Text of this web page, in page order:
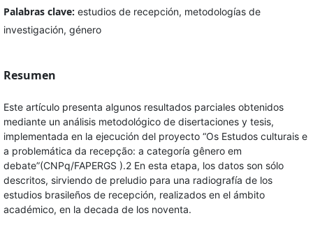
Palabras clave: estudios de recepción, metodologías de
investigación, género
Resumen
Este artículo presenta algunos resultados parciales obtenidos
mediante un análisis metodológico de disertaciones y tesis,
implementada en la ejecución del proyecto “Os Estudos culturais e
a problemática da recepção: a categoría gênero em
debate”(CNPq/FAPERGS ).2 En esta etapa, los datos son sólo
descritos, sirviendo de preludio para una radiografía de los
estudios brasileños de recepción, realizados en el ámbito
académico, en la decada de los noventa.